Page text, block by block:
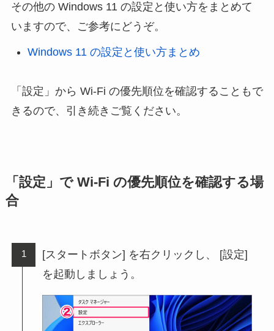
その他の Windows 11 の設定と使い方をまとめて
いますので、ご参考にどうぞ。
Windows 11 の設定と使い方まとめ
「設定」から Wi-Fi の優先順位を確認することもで
きるので、引き続きご覧ください。
「設定」で Wi-Fi の優先順位を確認する場
合
[スタートボタン] を右クリックし、 [設定]
を起動しましょう。